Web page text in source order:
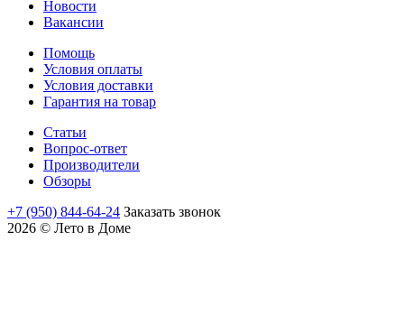
Новости
Вакансии
Помощь
Условия оплаты
Условия доставки
Гарантия на товар
Статьи
Вопрос-ответ
Производители
Обзоры
+7 (950) 844-64-24 Заказать звонок
2026 © Лето в Доме